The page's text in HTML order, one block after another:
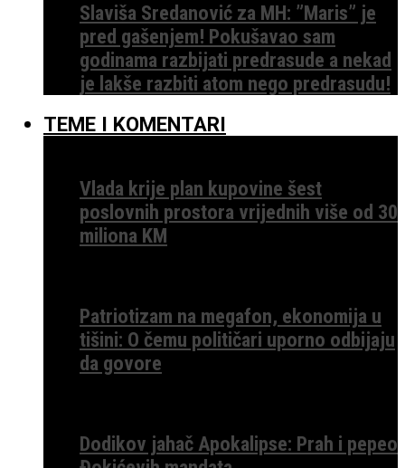
Slaviša Sredanović za MH: ”Maris” je
pred gašenjem! Pokušavao sam
godinama razbijati predrasude a nekad
je lakše razbiti atom nego predrasudu!
TEME I KOMENTARI
Vlada krije plan kupovine šest
poslovnih prostora vrijednih više od 30
miliona KM
Patriotizam na megafon, ekonomija u
tišini: O čemu političari uporno odbijaju
da govore
Dodikov jahač Apokalipse: Prah i pepeo